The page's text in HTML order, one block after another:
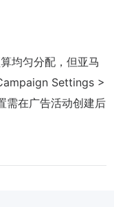
均匀分配，但亚马
Settings >
在广告活动创建后